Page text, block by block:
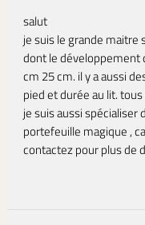
salut
je suis le grande maitre
dont le développement
cm 25 cm. il y a aussi
pied et durée au lit.
je suis aussi spécialiser
portefeuille magique ,
contactez pour plus de